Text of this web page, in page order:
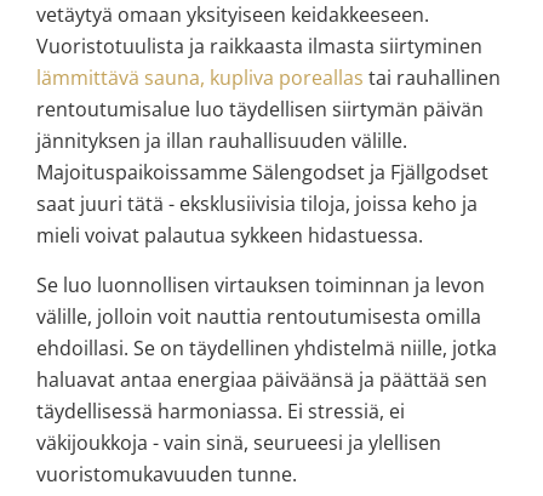
vetäytyä omaan yksityiseen keidakkeeseen.
Vuoristotuulista ja raikkaasta ilmasta siirtyminen
lämmittävä sauna, kupliva poreallas tai rauhallinen
rentoutumisalue luo täydellisen siirtymän päivän
jännityksen ja illan rauhallisuuden välille.
Majoituspaikoissamme Sälengodset ja Fjällgodset
saat juuri tätä - eksklusiivisia tiloja, joissa keho ja
mieli voivat palautua sykkeen hidastuessa.
Se luo luonnollisen virtauksen toiminnan ja levon
välille, jolloin voit nauttia rentoutumisesta omilla
ehdoillasi. Se on täydellinen yhdistelmä niille, jotka
haluavat antaa energiaa päiväänsä ja päättää sen
täydellisessä harmoniassa. Ei stressiä, ei
väkijoukkoja - vain sinä, seurueesi ja ylellisen
vuoristomukavuuden tunne.